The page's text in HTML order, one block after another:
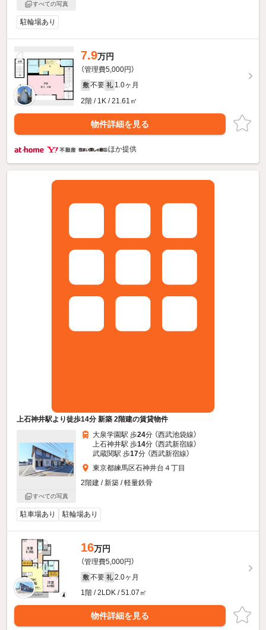
すべての写真
駐輪場あり
7.9万円
（管理費5,000円）
敷 不要 礼 1.0ヶ月
2階 / 1K / 21.61㎡
物件詳細を見る
ほか提供
上石神井駅より徒歩14分 新築 2階建の賃貸物件
すべての写真
大泉学園駅 歩24分 （西武池袋線）
上石神井駅 歩14分 （西武新宿線）
武蔵関駅 歩17分 （西武新宿線）
東京都練馬区石神井台４丁目
2階建 / 新築 / 軽量鉄骨
駐車場あり 駐輪場あり
16万円
（管理費5,000円）
敷 不要 礼 2.0ヶ月
1階 / 2LDK / 51.07㎡
物件詳細を見る